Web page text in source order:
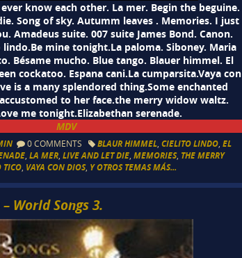
know each other. La mer. Begin the beguine.
Song of sky. Autumm leaves . Memories. I just
Amadeus suite. 007 suite James Bond. Canon.
mine tonight.La paloma. Siboney. Maria
Bésame mucho. Blue tango. Blauer himmel. El
cockatoo. Espana cani.La cumparsita.Vaya con
is a many splendored thing.Some enchanted
to her face.the merry widow waltz.
me tonight.Elizabethan serenade.
MDV
0 COMMENTS BLAUR HIMMEL ,CIELITO LINDO ,EL
,LA MER ,LIVE AND LET DIE ,MEMORIES, THE MERRY
TICO VAYA CON DIOS, Y OTROS TEMAS MÁS...
World Songs 3.